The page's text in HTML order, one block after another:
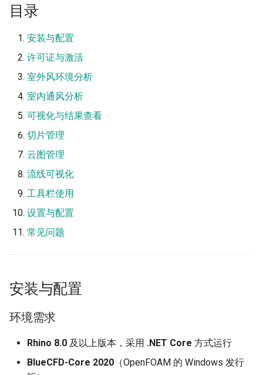
引
首次运行配置
许可证与激活
版本说明
试用机制
激活步骤
1. 室外风环境分析
完整工作流程
风洞尺寸
风场参数
步骤三：网格设置
步骤四：求解参数
目录
安装与配置
许可证与激活
室外风环境分析
室内通风分析
可视化与结果查看
切片管理
云图管理
流线可视化
工具栏使用
设置与配置
常见问题
安装与配置
环境需求
Rhino 8.0 及以上版本，采用 .NET Core 方式运行
BlueCFD-Core 2020 （OpenFOAM 的 Windows 发行